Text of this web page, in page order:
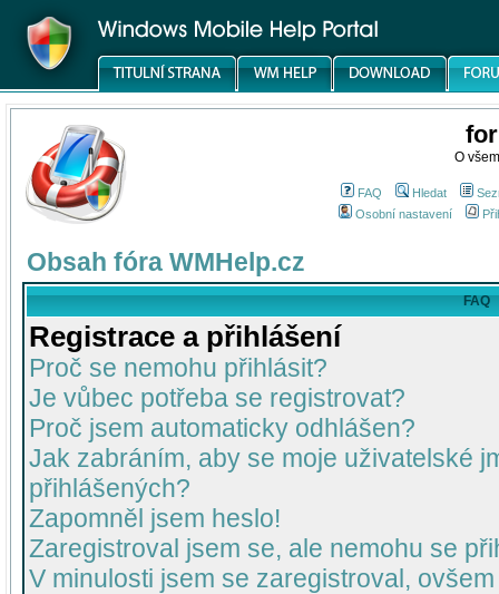
O
FAQ Hledat
Osobní nastavení
Obsah fóra WMHelp.cz
FAQ
Registrace a přihlášení
Proč se nemohu přihlásit?
Je vůbec potřeba se registrovat?
Proč jsem automaticky odhlášen?
Jak zabráním, aby se moje uživatelské
přihlášených?
Zapomněl jsem heslo!
Zaregistroval jsem se, ale nemohu se
V minulosti jsem se zaregistroval,